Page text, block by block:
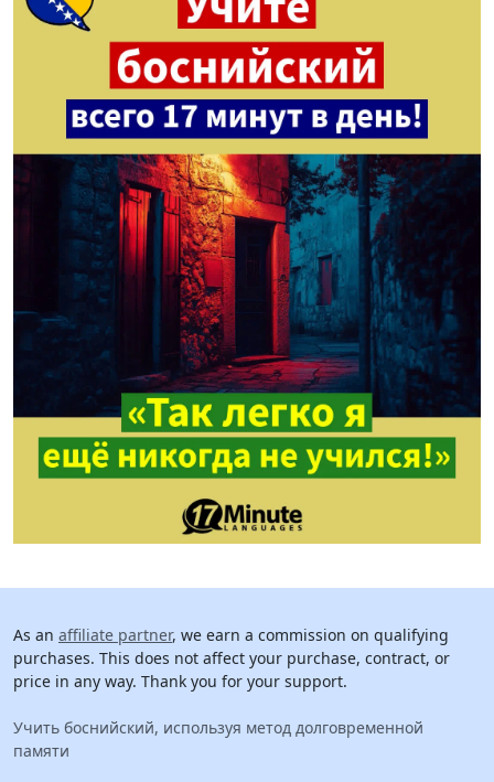
As an affiliate partner, we earn a commission on qualifying
purchases. This does not affect your purchase, contract, or
price in any way. Thank you for your support.
Учить боснийский, используя метод долговременной
памяти